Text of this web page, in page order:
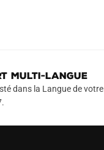
MULTI-LANGUE
dans la Langue de votre